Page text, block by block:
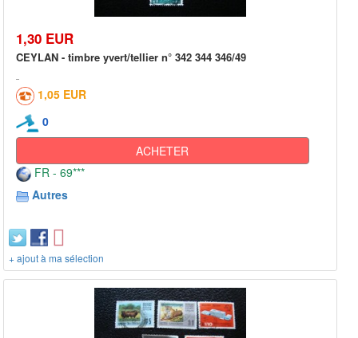
1,30 EUR
CEYLAN - timbre yvert/tellier n° 342 344 346/49
1,05 EUR
0
ACHETER
FR - 69***
Autres
+ ajout à ma sélection